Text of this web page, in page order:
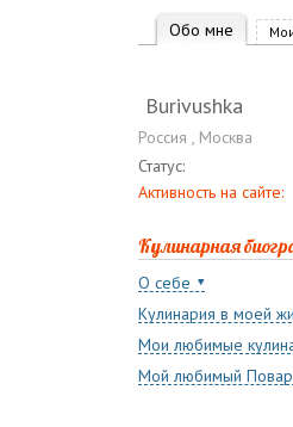
Обо мне
Burivushka
Россия , Москва
Статус:
Активность на сайте:
Кулинарная
О себе
Кулинария в моей
Мои любимые
Мой любимый Повар